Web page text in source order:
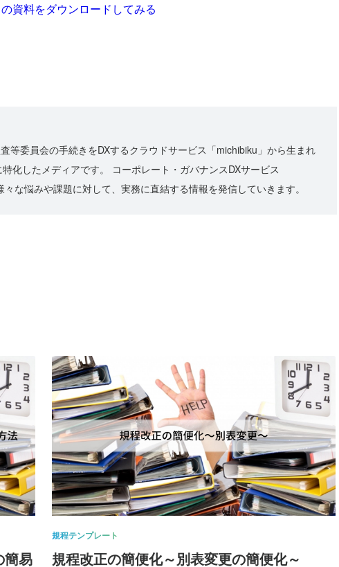
の資料をダウンロードしてみる
等委員会の手続きをDXするクラウドサービス「michibiku」から生まれ
化したメディアです。 コーポレート・ガバナンスDXサービス
な悩みや課題に対して、実務に直結する情報を発信していきます。
簡易
規程テンプレート
規程改正の簡便化～別表変更の簡便化～